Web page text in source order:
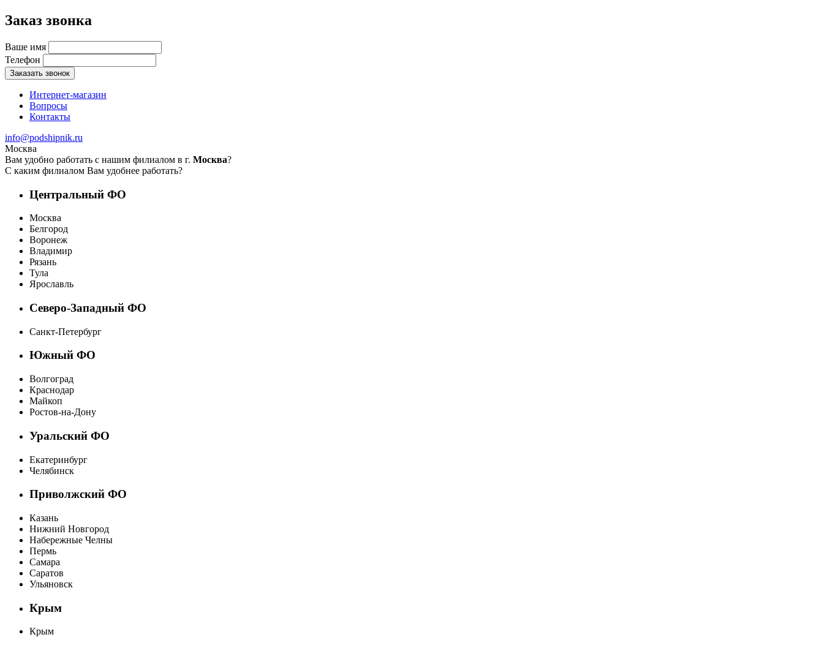
Заказ звонка
Ваше имя
Телефон
Заказать звонок
Интернет-магазин
Вопросы
Контакты
info@podshipnik.ru
Москва
Вам удобно работать с нашим филиалом в г. Москва?
С каким филиалом Вам удобнее работать?
Центральный ФО
Москва
Белгород
Воронеж
Владимир
Рязань
Тула
Ярославль
Северо-Западный ФО
Санкт-Петербург
Южный ФО
Волгоград
Краснодар
Майкоп
Ростов-на-Дону
Уральский ФО
Екатеринбург
Челябинск
Приволжский ФО
Казань
Нижний Новгород
Набережные Челны
Пермь
Самара
Саратов
Ульяновск
Крым
Крым